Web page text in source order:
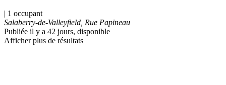
| 1 occupant
Salaberry-de-Valleyfield, Rue Papineau
Publiée il y a 42 jours, disponible
Afficher plus de résultats